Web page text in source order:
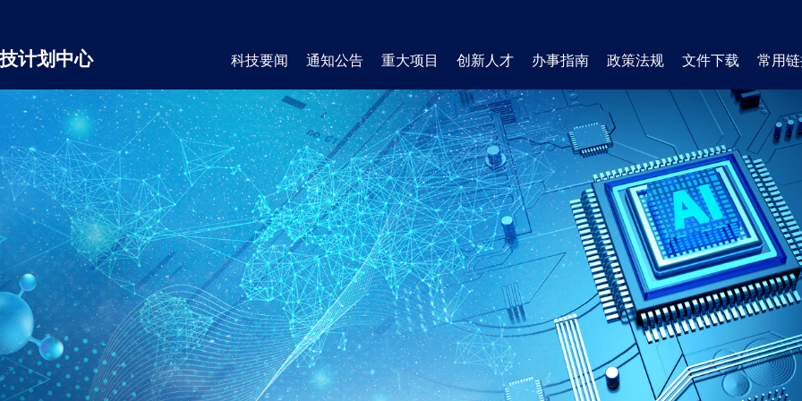
计划中心 科技要闻 通知公告 重大项目 创新人才 办事指南 政策法规 文件下载 常用